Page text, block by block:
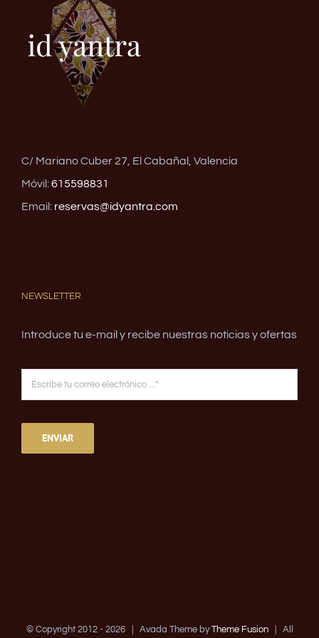
C/ Mariano Cuber 27, El Cabañal, Valencia
Móvil:615598831
Email: reservas@idyantra.com
NEWSLETTER
Introduce tu e-mail y recibe nuestras noticias y ofertas
ENVIAR
© Copyright 2012 - 2026 | Avada Theme byTheme Fusion| All